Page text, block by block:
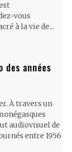
vous
à la vie de...
des années
À travers un
audiovisuel de
entre 1956